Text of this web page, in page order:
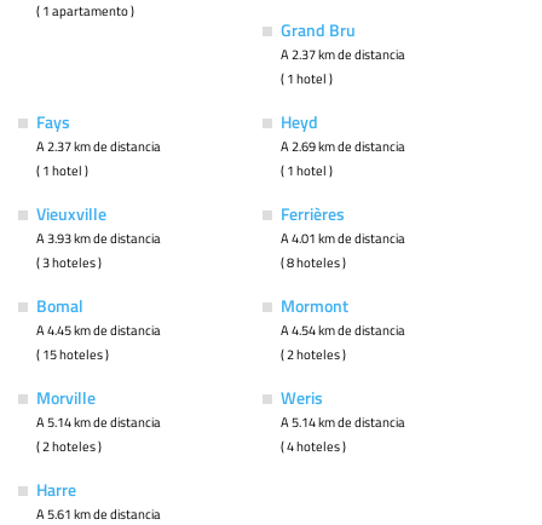
( 1 apartamento )
Grand Bru
A 2.37 km de distancia
( 1 hotel )
Fays
A 2.37 km de distancia
( 1 hotel )
Heyd
A 2.69 km de distancia
( 1 hotel )
Vieuxville
A 3.93 km de distancia
( 3 hoteles )
Ferrières
A 4.01 km de distancia
( 8 hoteles )
Bomal
A 4.45 km de distancia
( 15 hoteles )
Mormont
A 4.54 km de distancia
( 2 hoteles )
Morville
A 5.14 km de distancia
( 2 hoteles )
Weris
A 5.14 km de distancia
( 4 hoteles )
Harre
A 5.61 km de distancia